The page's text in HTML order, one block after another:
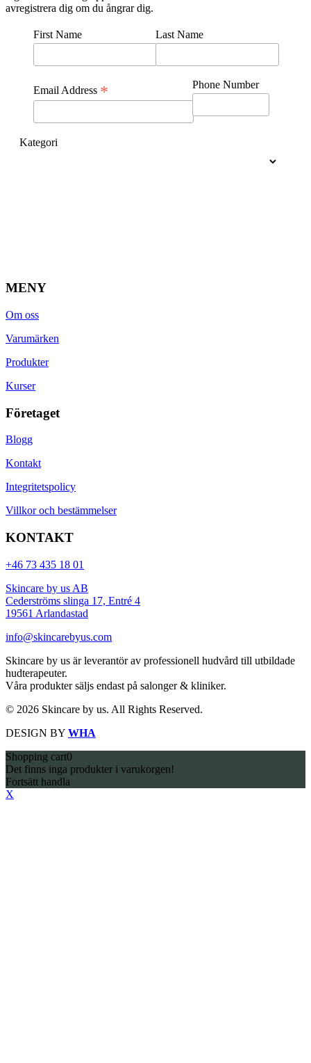
avregistrera dig om du ångrar dig.
First Name Last Name
Email Address * Phone Number
Kategori
MENY
Om oss
Varumärken
Produkter
Kurser
Företaget
Blogg
Kontakt
Integritetspolicy
Villkor och bestämmelser
KONTAKT
+46 73 435 18 01
Skincare by us AB
Cederströms slinga 17, Entré 4
19561 Arlandastad
info@skincarebyus.com
Skincare by us är leverantör av professionell hudvård till utbildade
hudterapeuter.
Våra produkter säljs endast på salonger & kliniker.
© 2026 Skincare by us. All Rights Reserved.
DESIGN BY WHA
Shopping cart0
Det finns inga produkter i varukorgen!
Fortsätt handla
X